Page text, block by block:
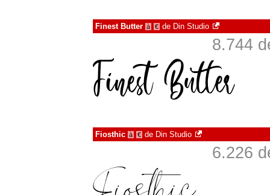
Finest Butter à € de Din Studio
8.744
Fiosthic à € de Din Studio
6.226